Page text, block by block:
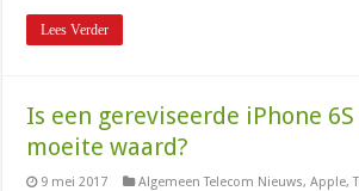
Lees Verder
Is een gereviseerde iPhone
moeite waard?
9 mei 2017 Algemeen Telecom Nieuws,Apple,